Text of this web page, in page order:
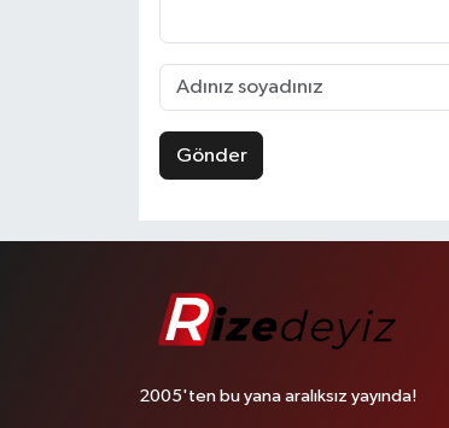
Gönder
2005'ten bu yana aralıksız yayında!